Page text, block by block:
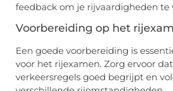
feedback om je rijvaardigheden te
Voorbereiding op het
Een goede voorbereiding is
voor het rijexamen. Zorg ervoor
verkeersregels goed begrijpt en